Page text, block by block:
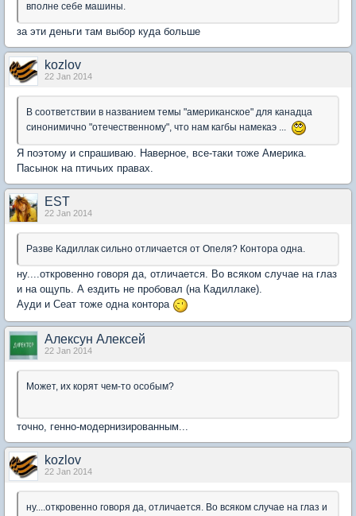
вполне себе машины.
за эти деньги там выбор куда больше
kozlov
22 Jan 2014
В соответствии в названием темы "американское" для канадца
синонимично "отечественному", что нам кагбы намекаэ ...
Я поэтому и спрашиваю. Наверное, все-таки тоже Америка.
Пасынок на птичьих правах.
EST
22 Jan 2014
Разве Кадиллак сильно отличается от Опеля? Контора одна.
ну....откровенно говоря да, отличается. Во всяком случае на глаз
и на ощупь. А ездить не пробовал (на Кадиллаке).
Ауди и Сеат тоже одна контора
Алексун Алексей
22 Jan 2014
Может, их корят чем-то особым?
точно, генно-модернизированным...
kozlov
22 Jan 2014
ну....откровенно говоря да, отличается. Во всяком случае на глаз и